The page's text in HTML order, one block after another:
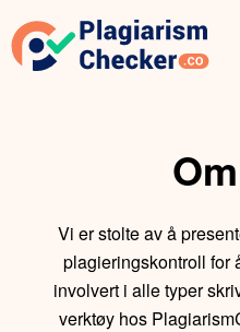
Vi er stolte av å
plagieringskontroll for
involvert i alle typer
verktøy hos